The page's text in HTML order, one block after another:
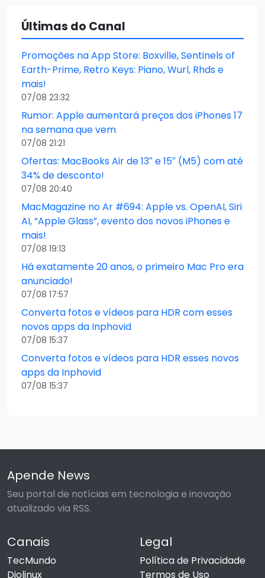
Últimas do Canal
Promoções na App Store: Boxville, Sentinels of
Earth-Prime, Retro Keys: Piano, Wurl, Rhds e
mais!
07/08 23:32
Rumor: Apple aumentará preços dos iPhones 17
na semana que vem
07/08 21:21
Ofertas: MacBooks Air de 13″ e 15″ (M5) com até
34% de desconto!
07/08 20:40
MacMagazine no Ar #694: Apple vs. OpenAI, Siri
AI, “Apple Glass”, evento dos novos iPhones e
mais!
07/08 19:13
Há exatamente 20 anos, o primeiro Mac Pro era
anunciado!
07/08 17:57
Converta fotos e vídeos para HDR com esses
novos apps da Inphovid
07/08 15:37
Converta fotos e vídeos para HDR esses novos
apps da Inphovid
07/08 15:37
Apende News
Seu portal de notícias em tecnologia e inovação
atualizado via RSS.
Canais
TecMundo
Diolinux
Legal
Política de Privacidade
Termos de Uso